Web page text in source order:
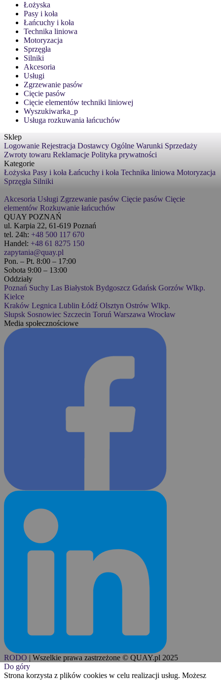
Łożyska
Pasy i koła
Łańcuchy i koła
Technika liniowa
Motoryzacja
Sprzęgła
Silniki
Akcesoria
Usługi
Zgrzewanie pasów
Cięcie pasów
Cięcie elementów techniki liniowej
Wyszukiwarka_p
Usługa rozkuwania łańcuchów
Sklep
Logowanie Rejestracja Dostawcy Ogólne Warunki Sprzedaży
Zwroty towaru Reklamacje Polityka prywatności
Kategorie
Łożyska Pasy i koła Łańcuchy i koła Technika liniowa Motoryzacja
Sprzęgła Silniki
Akcesoria Usługi Zgrzewanie pasów Cięcie pasów Cięcie
elementów Rozkuwanie łańcuchów
QUAY POZNAŃ
ul. Karpia 22, 61-619 Poznań
tel. 24h: +48 500 117 670
Handel: +48 61 8275 150
zapytania@quay.pl
Pon. – Pt. 8:00 – 17:00
Sobota 9:00 – 13:00
Oddziały
Poznań Suchy Las Białystok Bydgoszcz Gdańsk Gorzów Wlkp.
Kielce
Kraków Legnica Lublin Łódź Olsztyn Ostrów Wlkp.
Słupsk Sosnowiec Szczecin Toruń Warszawa Wrocław
Media społecznościowe
RODO | Wszelkie prawa zastrzeżone © QUAY.pl 2025
Do góry
Strona korzysta z plików cookies w celu realizacji usług. Możesz